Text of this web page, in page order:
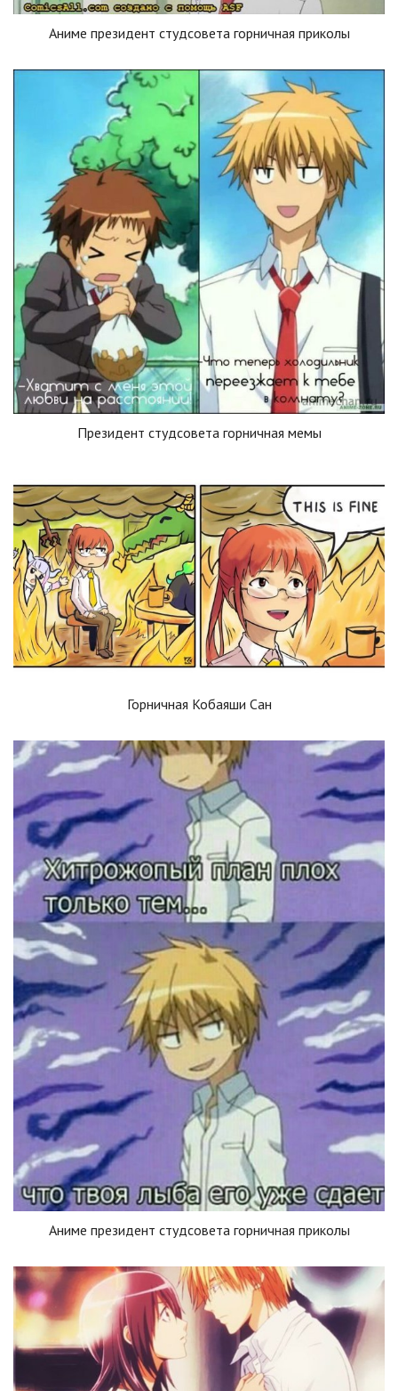
Аниме президент студсовета горничная приколы
Президент студсовета горничная мемы
Горничная Кобаяши Сан
Аниме президент студсовета горничная приколы